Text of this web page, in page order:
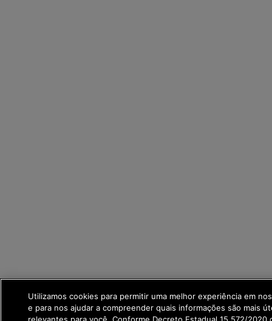
Utilizamos cookies para permitir uma melhor experiência em
e para nos ajudar a compreender quais informações são mais